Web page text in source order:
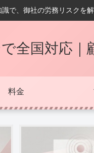
で、御社の労務リスクを
全国対応｜
料金